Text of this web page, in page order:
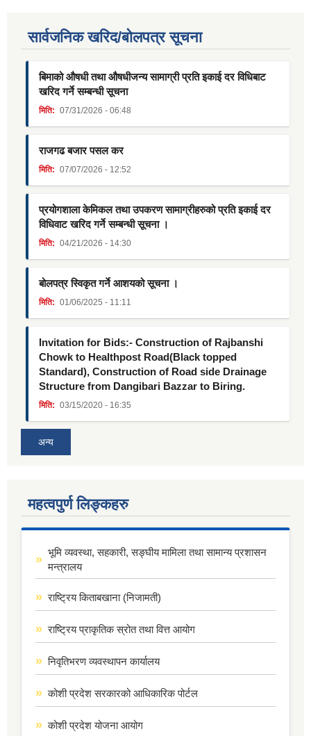
सार्वजनिक खरिद/बोलपत्र सूचना
बिमाको औषधी तथा औषधीजन्य सामाग्री प्रति इकाई दर विधिबाट
खरिद गर्ने सम्बन्धी सूचना
मिति: 07/31/2026 - 06:48
राजगढ बजार पसल कर
मिति: 07/07/2026 - 12:52
प्रयोगशाला केमिकल तथा उपकरण सामाग्रीहरुको प्रति इकाई दर
विधिवाट खरिद गर्ने सम्बन्धी सूचना ।
मिति: 04/21/2026 - 14:30
बोलपत्र स्विकृत गर्ने आशयको सूचना ।
मिति: 01/06/2025 - 11:11
Invitation for Bids:- Construction of Rajbanshi
Chowk to Healthpost Road(Black topped
Standard), Construction of Road side Drainage
Structure from Dangibari Bazzar to Biring.
मिति: 03/15/2020 - 16:35
अन्य
महत्वपुर्ण लिङ्कहरु
भूमि व्यवस्था, सहकारी, सङ्घीय मामिला तथा सामान्य प्रशासन
मन्त्रालय
राष्ट्रिय किताबखाना (निजामती)
राष्ट्रिय प्राकृतिक स्रोत तथा वित्त आयोग
निवृतिभरण व्यवस्थापन कार्यालय
कोशी प्रदेश सरकारको आधिकारिक पोर्टल
कोशी प्रदेश योजना आयोग